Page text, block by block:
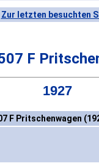
Zur letzten besuchten
F
1927
F Pritschenwagen